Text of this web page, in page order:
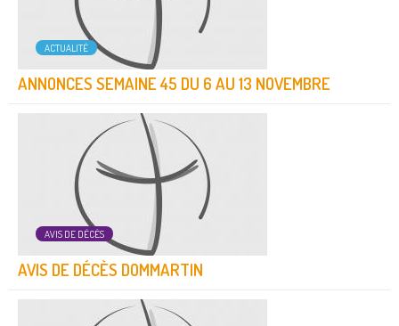
ACTUALITÉ
ANNONCES SEMAINE 45 DU 6 AU 13 NOVEMBRE
AVIS DE DÉCÈS
AVIS DE DÉCÈS DOMMARTIN